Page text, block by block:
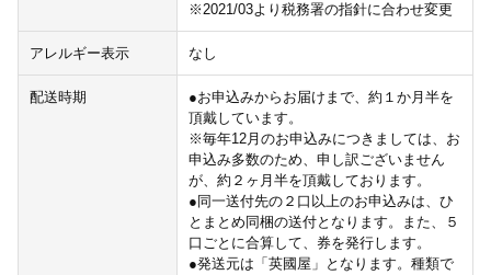
※2021/03より税務署の指針に合わせ変更
アレルギー表示 なし
配送時期
●お申込みからお届けまで、約１か月半を
頂戴しています。
※毎年12月のお申込みにつきましては、お
申込み多数のため、申し訳ございません
が、約２ヶ月半を頂戴しております。
●同一送付先の２口以上のお申込みは、ひ
とまとめ同梱の送付となります。また、５
口ごとに合算して、券を発行します。
●発送元は「英國屋」となります。種類で